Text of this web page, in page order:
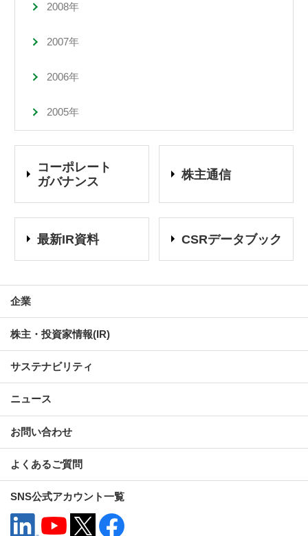
2008年
2007年
2006年
2005年
コーポレート
ガバナンス
株主通信
最新IR資料 CSRデータブック
企業
株主・投資家情報(IR)
サステナビリティ
ニュース
お問い合わせ
よくあるご質問
SNS公式アカウント一覧